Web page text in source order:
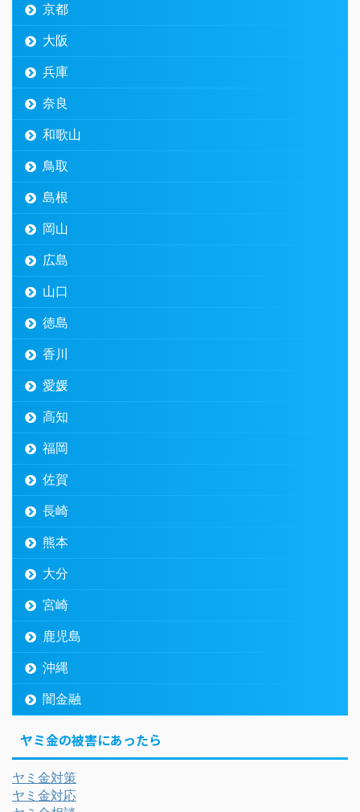
京都
大阪
兵庫
奈良
和歌山
鳥取
島根
岡山
広島
山口
徳島
香川
愛媛
高知
福岡
佐賀
長崎
熊本
大分
宮崎
鹿児島
沖縄
闇金融
ヤミ金の被害にあったら
ヤミ金対策
ヤミ金対応